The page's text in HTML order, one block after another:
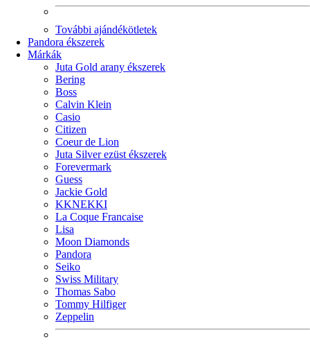
További ajándékötletek
Pandora ékszerek
Márkák
Juta Gold arany ékszerek
Bering
Boss
Calvin Klein
Casio
Citizen
Coeur de Lion
Juta Silver ezüst ékszerek
Forevermark
Guess
Jackie Gold
KKNEKKI
La Coque Francaise
Lisa
Moon Diamonds
Pandora
Seiko
Swiss Military
Thomas Sabo
Tommy Hilfiger
Zeppelin